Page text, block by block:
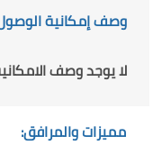
وصف إمكانية
لا يوجد وصف
مميزات والمرافق: